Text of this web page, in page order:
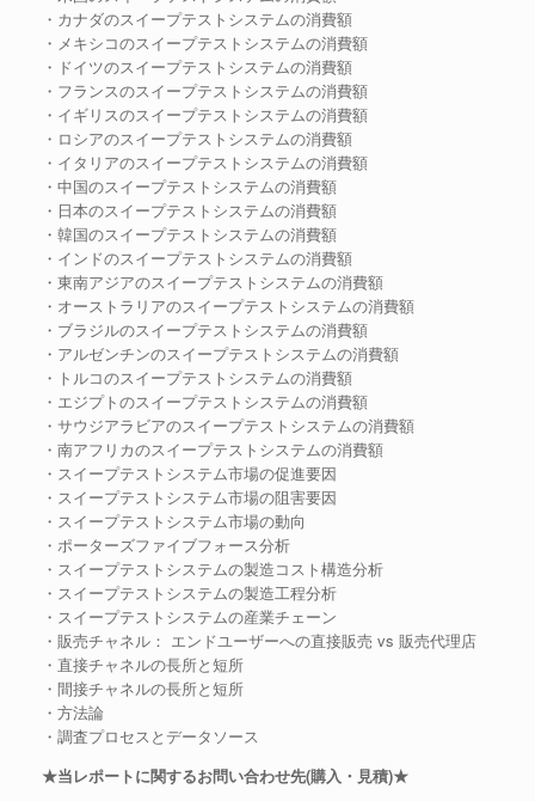
・カナダのスイープテストシステムの消費額
・メキシコのスイープテストシステムの消費額
・ドイツのスイープテストシステムの消費額
・フランスのスイープテストシステムの消費額
・イギリスのスイープテストシステムの消費額
・ロシアのスイープテストシステムの消費額
・イタリアのスイープテストシステムの消費額
・中国のスイープテストシステムの消費額
・日本のスイープテストシステムの消費額
・韓国のスイープテストシステムの消費額
・インドのスイープテストシステムの消費額
・東南アジアのスイープテストシステムの消費額
・オーストラリアのスイープテストシステムの消費額
・ブラジルのスイープテストシステムの消費額
・アルゼンチンのスイープテストシステムの消費額
・トルコのスイープテストシステムの消費額
・エジプトのスイープテストシステムの消費額
・サウジアラビアのスイープテストシステムの消費額
・南アフリカのスイープテストシステムの消費額
・スイープテストシステム市場の促進要因
・スイープテストシステム市場の阻害要因
・スイープテストシステム市場の動向
・ポーターズファイブフォース分析
・スイープテストシステムの製造コスト構造分析
・スイープテストシステムの製造工程分析
・スイープテストシステムの産業チェーン
・販売チャネル： エンドユーザーへの直接販売 vs 販売代理店
・直接チャネルの長所と短所
・間接チャネルの長所と短所
・方法論
・調査プロセスとデータソース
★当レポートに関するお問い合わせ先(購入・見積)★